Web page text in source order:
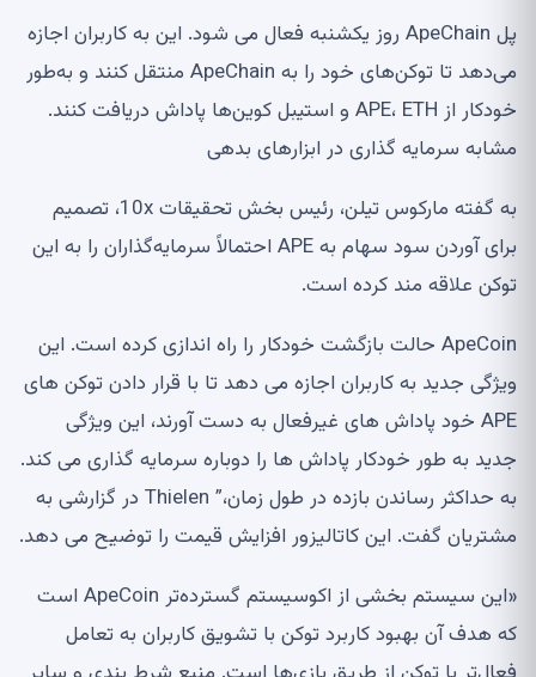
پل ApeChain روز یکشنبه فعال می شود. این به کاربران اجازه
می‌دهد تا توکن‌های خود را به ApeChain منتقل کنند و به‌طور
خودکار از APE، ETH و استیبل کوین‌ها پاداش دریافت کنند.
مشابه سرمایه گذاری در ابزارهای بدهی
به گفته مارکوس تیلن، رئیس بخش تحقیقات 10x، تصمیم
برای آوردن سود سهام به APE احتمالاً سرمایه‌گذاران را به این
توکن علاقه مند کرده است.
ApeCoin حالت بازگشت خودکار را راه اندازی کرده است. این
ویژگی جدید به کاربران اجازه می دهد تا با قرار دادن توکن های
APE خود پاداش های غیرفعال به دست آورند، این ویژگی
جدید به طور خودکار پاداش ها را دوباره سرمایه گذاری می کند.
به حداکثر رساندن بازده در طول زمان،” Thielen در گزارشی به
مشتریان گفت. این کاتالیزور افزایش قیمت را توضیح می دهد.
«این سیستم بخشی از اکوسیستم گسترده‌تر ApeCoin است
که هدف آن بهبود کاربرد توکن با تشویق کاربران به تعامل